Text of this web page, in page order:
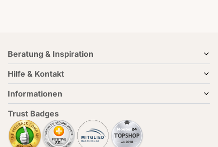
Beratung & Inspiration
Hilfe & Kontakt
Informationen
Trust Badges